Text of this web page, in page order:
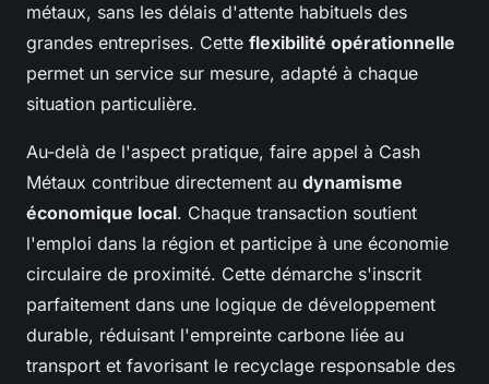
métaux, sans les délais d'attente habituels des
grandes entreprises. Cette flexibilité opérationnelle
permet un service sur mesure, adapté à chaque
situation particulière.
Au-delà de l'aspect pratique, faire appel à Cash
Métaux contribue directement au dynamisme
économique local. Chaque transaction soutient
l'emploi dans la région et participe à une économie
circulaire de proximité. Cette démarche s'inscrit
parfaitement dans une logique de développement
durable, réduisant l'empreinte carbone liée au
transport et favorisant le recyclage responsable des